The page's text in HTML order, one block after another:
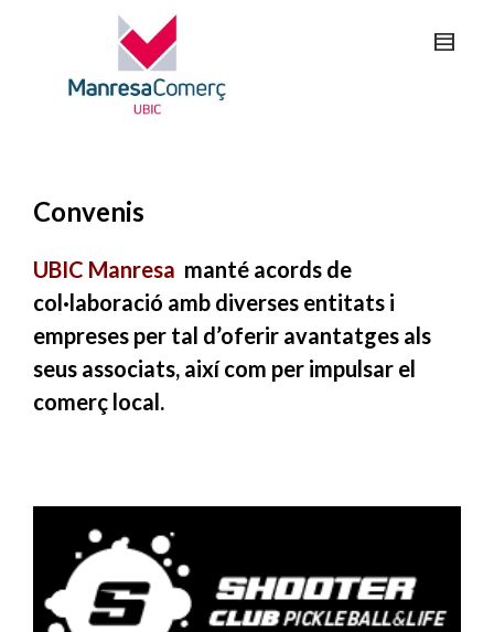
Convenis
UBIC Manresa manté acords de
col·laboració amb diverses entitats i
empreses per tal d’oferir avantatges als
seus associats, així com per impulsar el
comerç local.